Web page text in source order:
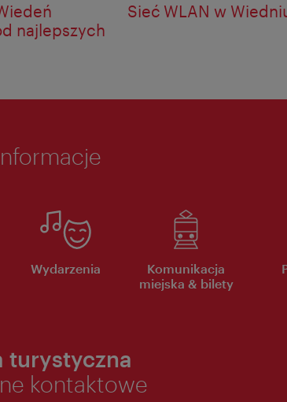
najlepszych
Sieć WLAN w
Wydarzenia
Komunikacja
miejska & bilety
turystyczna
kontaktowe